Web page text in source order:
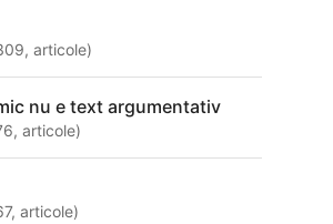
,articole)
nu e text argumentativ
,articole)
,articole)